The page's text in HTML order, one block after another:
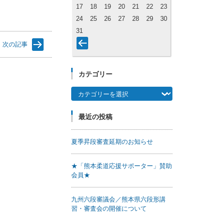
次の記事
17
18 19 20 21 22
23
24
25 26 27 28 29
30
31
カテゴリー
カテゴリー
最近の投稿
夏季昇段審査延期のお知らせ
★「熊本柔道応援サポーター」賛助
会員★
九州六段審議会／熊本県六段形講
習・審査会の開催について